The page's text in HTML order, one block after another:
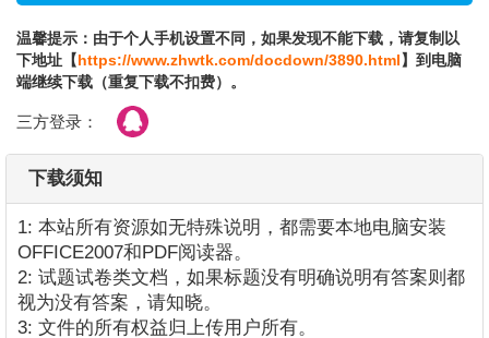
温馨提示：由于个人手机设置不同，如果发现不能下载，请复制以
下地址【https://www.zhwtk.com/docdown/3890.html】到电脑
端继续下载（重复下载不扣费）。
三方登录：
下载须知
1: 本站所有资源如无特殊说明，都需要本地电脑安装
OFFICE2007和PDF阅读器。
2: 试题试卷类文档，如果标题没有明确说明有答案则都
视为没有答案，请知晓。
3: 文件的所有权益归上传用户所有。